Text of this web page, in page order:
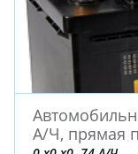
А/Ч, прямая